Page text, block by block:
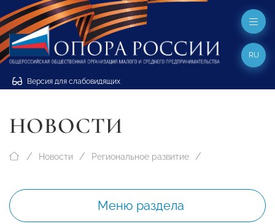
Версия для слабовидящих
RU
НОВОСТИ
Новости Региональное развитие
Меню раздела